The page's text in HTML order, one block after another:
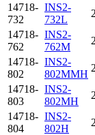
14718-
732
INS2-
732L
14718-
762
INS2-
762M
14718-
802
INS2-
802MMH
14718-
803
INS2-
802MH
14718-
804
INS2-
802H